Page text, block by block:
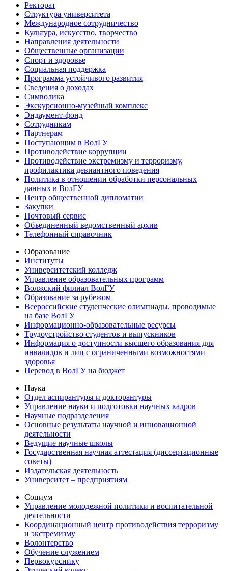
Ректорат
Структура университета
Международное сотрудничество
Культура, искусство, творчество
Направления деятельности
Общественные организации
Спорт и здоровье
Социальная поддержка
Программа устойчивого развития
Сведения о доходах
Символика
Экскурсионно-музейный комплекс
Эндаумент-фонд
Сотрудникам
Партнерам
Поступающим в ВолГУ
Противодействие коррупции
Противодействие экстремизму и терроризму,
профилактика девиантного поведения
Политика в отношении обработки персональных
данных в ВолГУ
Центр общественной дипломатии
Закупки
Почтовый сервис
Объединенный ведомственный архив
Телефонный справочник
Образование
Институты
Университетский колледж
Управление образовательных программ
Волжский филиал ВолГУ
Образование за рубежом
Всероссийские студенческие олимпиады, проводимые
на базе ВолГУ
Информационно-образовательные ресурсы
Трудоустройство студентов и выпускников
Информация о доступности высшего образования для
инвалидов и лиц с ограниченными возможностями
здоровья
Перевод в ВолГУ на бюджет
Наука
Отдел аспирантуры и докторантуры
Управление науки и подготовки научных кадров
Научные подразделения
Основные результаты научной и инновационной
деятельности
Ведущие научные школы
Государственная научная аттестация (диссертационные
советы)
Издательская деятельность
Университет – предприятиям
Социум
Управление молодежной политики и воспитательной
деятельности
Координационный центр противодействия терроризму
и экстремизму
Волонтерство
Обучение служением
Первокурснику